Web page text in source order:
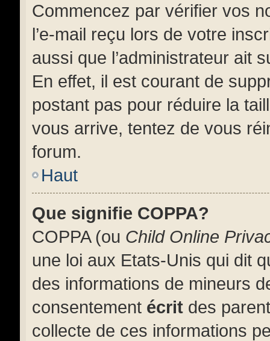
Commencez par vérifier vos
l’e-mail reçu lors de votre
aussi que l’administrateur ait
En effet, il est courant de
postant pas pour réduire la
vous arrive, tentez de vous
forum.
Haut
Que signifie COPPA?
COPPA (ou Child Online
une loi aux Etats-Unis qui dit
des informations de mineurs
consentement écrit des
collecte de ces informations